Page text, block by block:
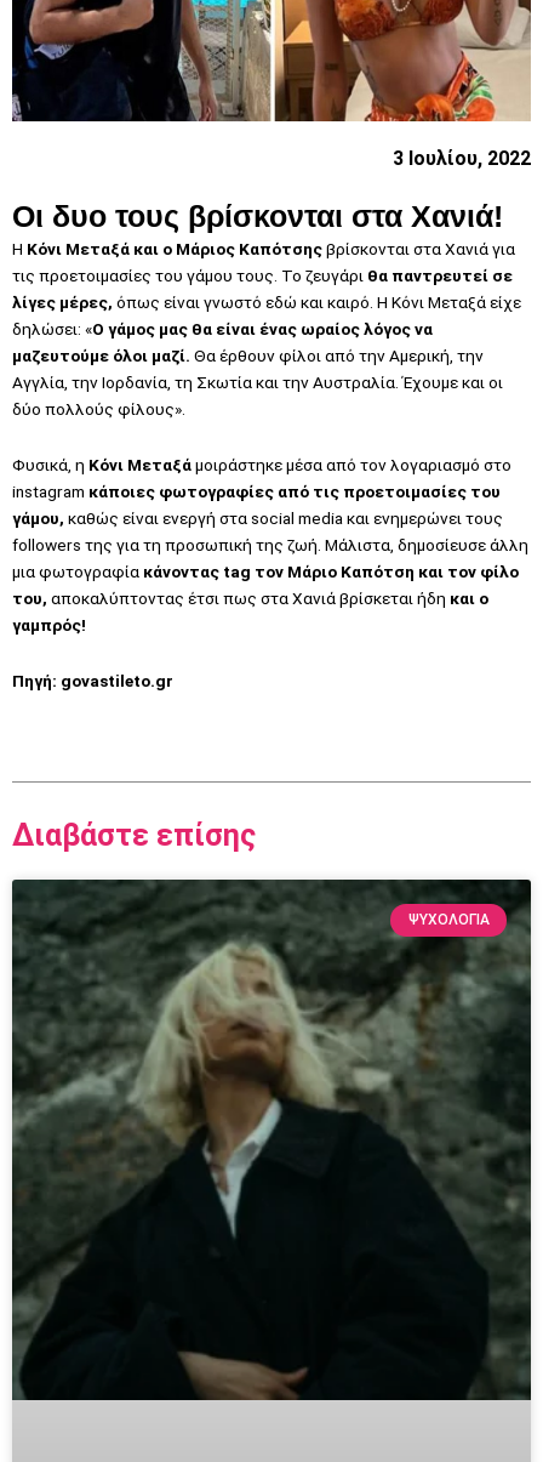
3 Ιουλίου, 2022
Οι δυο τους βρίσκονται στα Χανιά!
Η Κόνι Μεταξά και ο Μάριος Καπότσηςβρίσκονται στα Χανιά για
τις προετοιμασίες του γάμου τους. Το ζευγάρι θα παντρευτεί σε
λίγες μέρες, όπως είναι γνωστό εδώ και καιρό. Η Κόνι Μεταξά είχε
δηλώσει: «Ο γάμος μας θα είναι ένας ωραίος λόγος να
μαζευτούμε όλοι μαζί. Θα έρθουν φίλοι από την Αμερική, την
Αγγλία, την Ιορδανία, τη Σκωτία και την Αυστραλία. Έχουμε και οι
δύο πολλούς φίλους».
Φυσικά, η Κόνι Μεταξάμοιράστηκε μέσα από τον λογαριασμό στο
instagram κάποιες φωτογραφίες από τις προετοιμασίες του
γάμου, καθώς είναι ενεργή στα social media και ενημερώνει τους
followers της για τη προσωπική της ζωή. Μάλιστα, δημοσίευσε άλλη
μια φωτογραφία κάνοντας tag τον Μάριο Καπότση και τον φίλο
του, αποκαλύπτοντας έτσι πως στα Χανιά βρίσκεται ήδη και ο
γαμπρός!
Πηγή: govastileto.gr
Διαβάστε επίσης
ΨΥΧΟΛΟΓΙΑ